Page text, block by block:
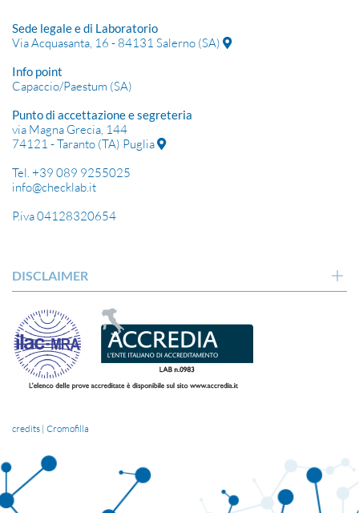
Sede legale e di Laboratorio
Via Acquasanta, 16 - 84131 Salerno (SA)
Info point
Capaccio/Paestum (SA)
Punto di accettazione e segreteria
via Magna Grecia, 144
74121 - Taranto (TA) Puglia
Tel. +39 089 9255025
info@checklab.it
P.iva 04128320654
DISCLAIMER
credits | Cromofilla